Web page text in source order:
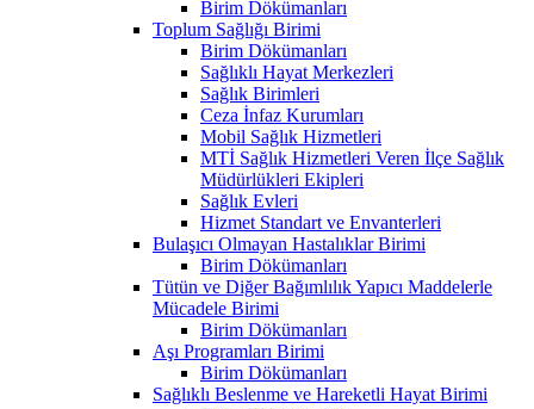
Birim Dökümanları
Toplum Sağlığı Birimi
Birim Dökümanları
Sağlıklı Hayat Merkezleri
Sağlık Birimleri
Ceza İnfaz Kurumları
Mobil Sağlık Hizmetleri
MTİ Sağlık Hizmetleri Veren İlçe Sağlık
Müdürlükleri Ekipleri
Sağlık Evleri
Hizmet Standart ve Envanterleri
Bulaşıcı Olmayan Hastalıklar Birimi
Birim Dökümanları
Tütün ve Diğer Bağımlılık Yapıcı Maddelerle
Mücadele Birimi
Birim Dökümanları
Aşı Programları Birimi
Birim Dökümanları
Sağlıklı Beslenme ve Hareketli Hayat Birimi